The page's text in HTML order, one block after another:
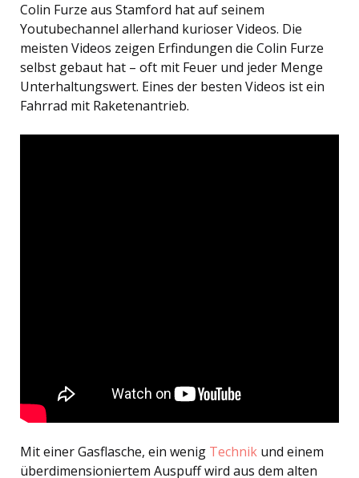
Colin Furze aus Stamford hat auf seinem
Youtubechannel allerhand kurioser Videos. Die
meisten Videos zeigen Erfindungen die Colin Furze
selbst gebaut hat – oft mit Feuer und jeder Menge
Unterhaltungswert. Eines der besten Videos ist ein
Fahrrad mit Raketenantrieb.
Mit einer Gasflasche, ein wenig Technik und einem
überdimensioniertem Auspuff wird aus dem alten